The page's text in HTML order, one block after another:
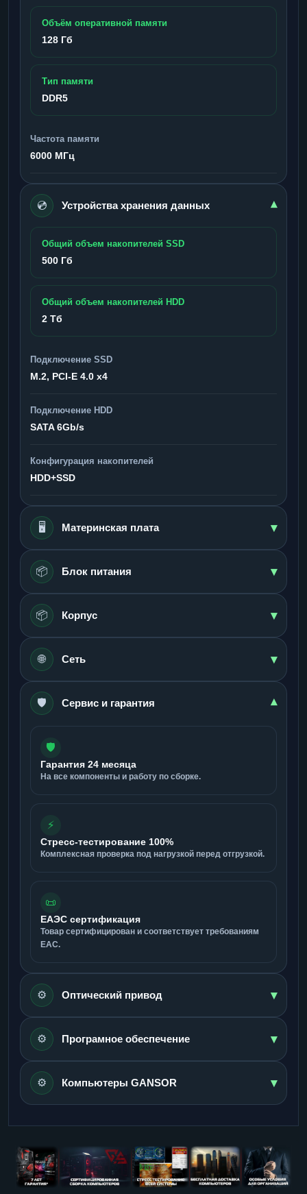
Объём оперативной памяти
128 Гб
Тип памяти
DDR5
Частота памяти
6000 МГц
💿 Устройства хранения данных ▾
Общий объем накопителей SSD
500 Гб
Общий объем накопителей HDD
2 Тб
Подключение SSD
M.2, PCI-E 4.0 x4
Подключение HDD
SATA 6Gb/s
Конфигурация накопителей
HDD+SSD
🖥️ Материнская плата ▾
📦 Блок питания ▾
📦 Корпус ▾
🌐 Сеть ▾
🛡️ Сервис и гарантия ▾
🛡️
Гарантия 24 месяца
На все компоненты и работу по сборке.
⚡
Стресс-тестирование 100%
Комплексная проверка под нагрузкой перед отгрузкой.
📜
ЕАЭС сертификация
Товар сертифицирован и соответствует требованиям
ЕАС.
⚙️ Оптический привод ▾
⚙️ Програмное обеспечение ▾
⚙️ Компьютеры GANSOR ▾